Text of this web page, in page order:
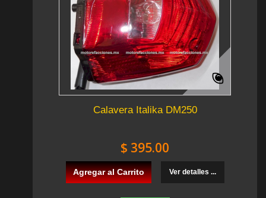
Calavera Italika DM250
$ 395.00
Agregar al Carrito Ver detalles ...